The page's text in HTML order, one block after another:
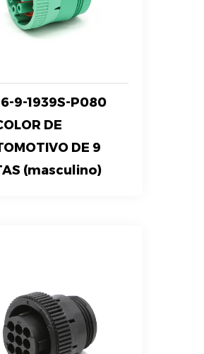
9-1939S-P080
DE
DE 9
(masculino)